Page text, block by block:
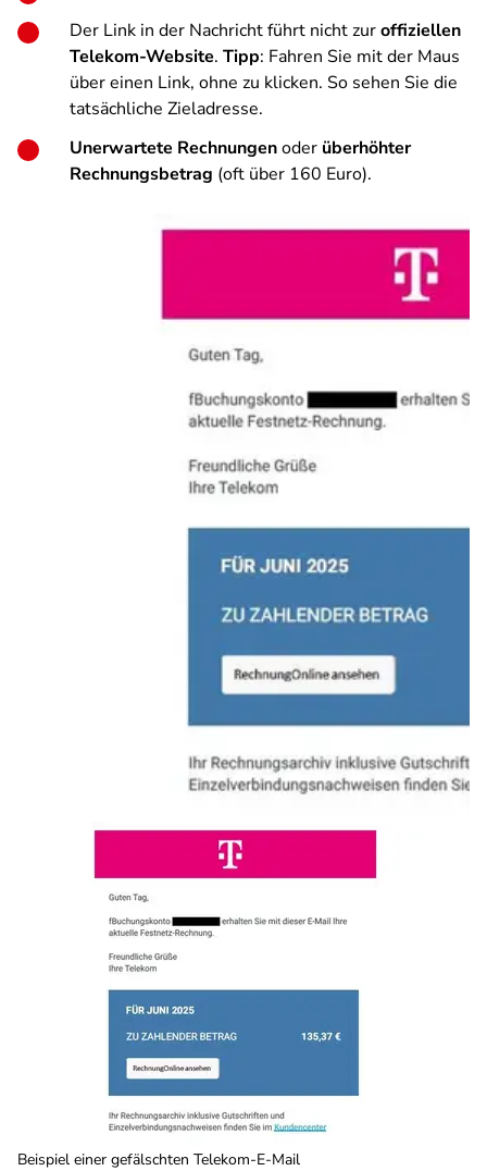
Der Link in der Nachricht führt nicht zuroffiziellen
Telekom-Website. Tipp: Fahren Sie mit der Maus
über einen Link, ohne zu klicken. So sehen Sie die
tatsächliche Zieladresse.
Unerwartete Rechnungenoder überhöhter
Rechnungsbetrag (oft über 160 Euro).
Beispiel einer gefälschten Telekom-E-Mail